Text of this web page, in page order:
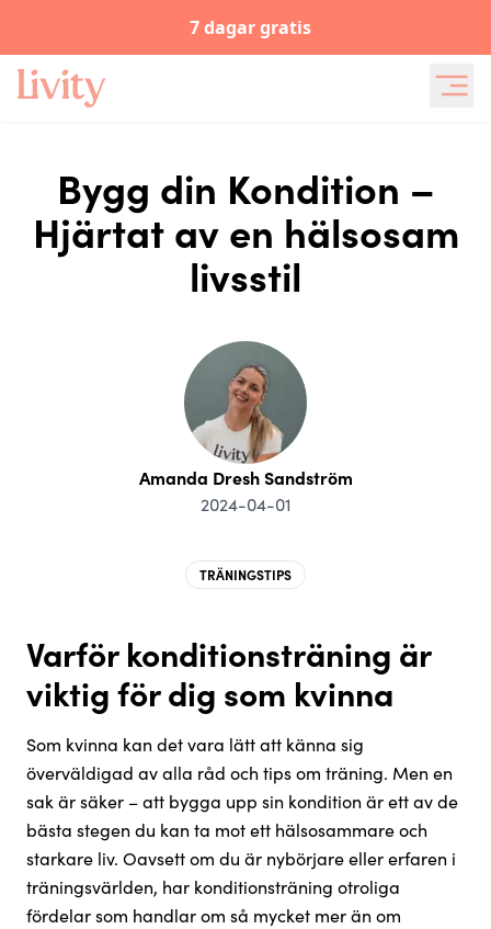
7 dagar gratis
Bygg din Kondition –
Hjärtat av en hälsosam
livsstil
Amanda Dresh Sandström
2024-04-01
TRÄNINGSTIPS
Varför konditionsträning är
viktig för dig som kvinna
Som kvinna kan det vara lätt att känna sig
överväldigad av alla råd och tips om träning. Men en
sak är säker – att bygga upp sin kondition är ett av de
bästa stegen du kan ta mot ett hälsosammare och
starkare liv. Oavsett om du är nybörjare eller erfaren i
träningsvärlden, har konditionsträning otroliga
fördelar som handlar om så mycket mer än om